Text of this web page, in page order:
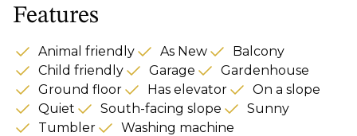
Features
Animal friendly As New
Balcony
Child friendly
Garage
Gardenhouse
Ground floor
Has elevator
On a slope
Quiet
South-facing slope
Sunny
Tumbler
Washing machine